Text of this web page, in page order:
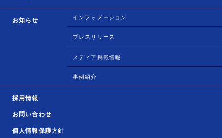
お知らせ インフォメーション
プレスリリース
メディア掲載情報
事例紹介
採用情報
お問い合わせ
個人情報保護方針